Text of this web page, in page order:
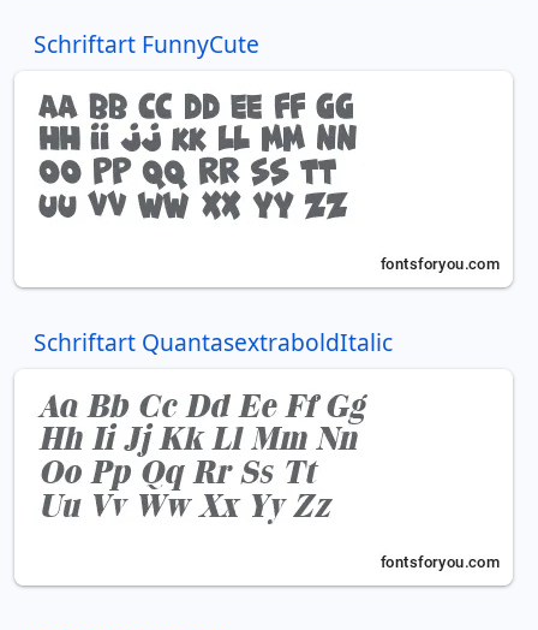
Schriftart FunnyCute
Schriftart QuantasextraboldItalic